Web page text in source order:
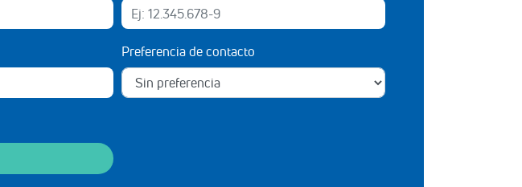
Preferencia de contacto